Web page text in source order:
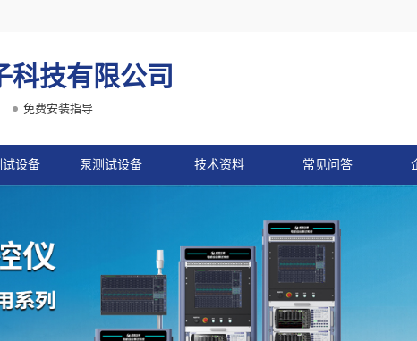
科技有限公司
免费安装指导
试设备 泵测试设备 技术资料 常见问答